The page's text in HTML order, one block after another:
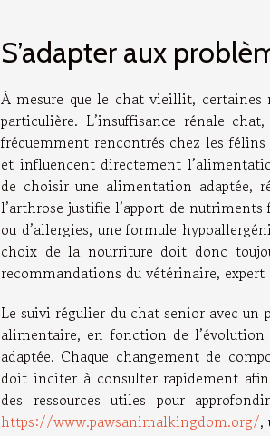
S’adapter aux
À mesure que le chat vieillit,
particulière. L’insuffisance rénale
fréquemment rencontrés chez les
et influencent directement
de choisir une alimentation adaptée,
l’arthrose justifie l’apport de
ou d’allergies, une formule
choix de la nourriture doit donc
recommandations du vétérinaire,
Le suivi régulier du chat senior avec un
alimentaire, en fonction de
adaptée. Chaque changement de
doit inciter à consulter rapidement
des ressources utiles pour
https://www.pawsanimalkingdom.org/,